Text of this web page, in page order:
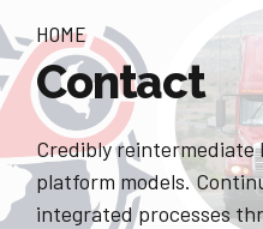
HOME
Contact
Credibly reintermediate
platform models.
integrated processes